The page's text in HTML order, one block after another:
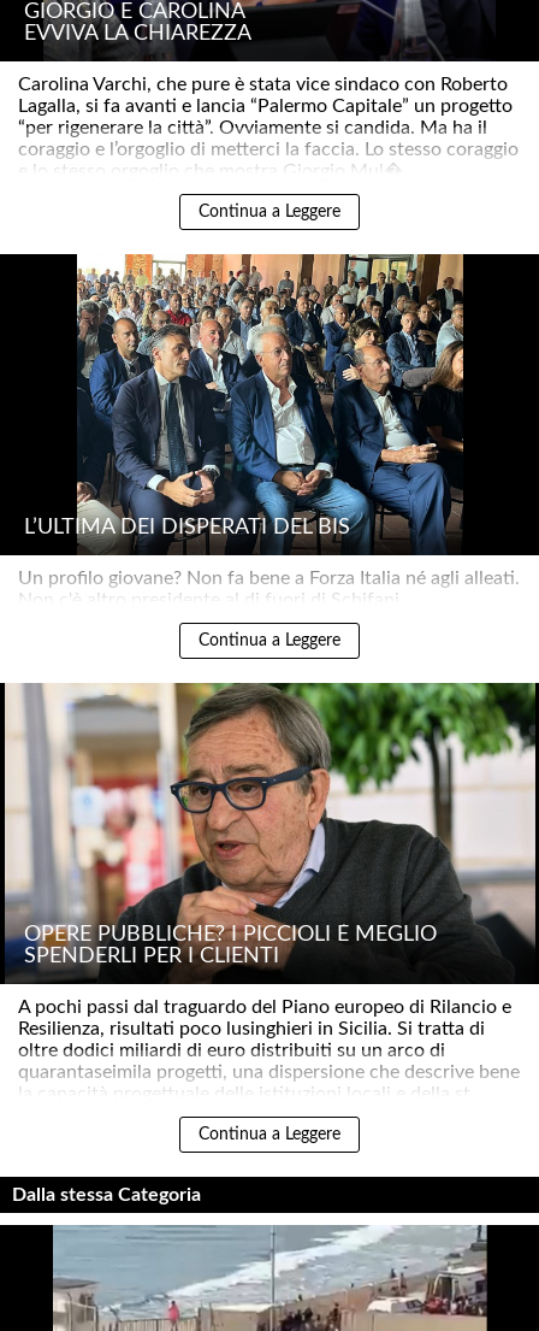
GIORGIO E CAROLINA
EVVIVA LA CHIAREZZA
Carolina Varchi, che pure è stata vice sindaco con Roberto
Lagalla, si fa avanti e lancia “Palermo Capitale” un progetto
“per rigenerare la città”. Ovviamente si candida. Ma ha il
coraggio e l’orgoglio di metterci la faccia. Lo stesso coraggio
e lo stesso orgoglio che mostra Giorgio Mul�..
Continua a Leggere
L’ULTIMA DEI DISPERATI DEL BIS
Un profilo giovane? Non fa bene a Forza Italia né agli alleati.
Non c'è altro presidente al di fuori di Schifani..
Continua a Leggere
OPERE PUBBLICHE? I PICCIOLI È MEGLIO
SPENDERLI PER I CLIENTI
A pochi passi dal traguardo del Piano europeo di Rilancio e
Resilienza, risultati poco lusinghieri in Sicilia. Si tratta di
oltre dodici miliardi di euro distribuiti su un arco di
quarantaseimila progetti, una dispersione che descrive bene
la capacità progettuale delle istituzioni locali e della st..
Continua a Leggere
Dalla stessa Categoria